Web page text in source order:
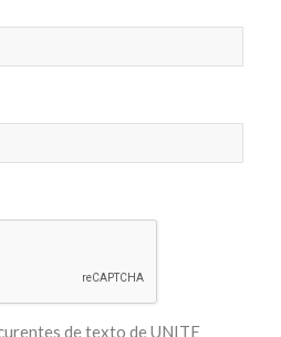
de texto de UNITE